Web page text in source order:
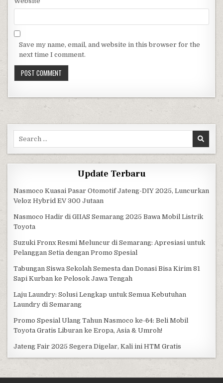
Save my name, email, and website in this browser for the
next time I comment.
Update Terbaru
Nasmoco Kuasai Pasar Otomotif Jateng-DIY 2025, Luncurkan
Veloz Hybrid EV 300 Jutaan
Nasmoco Hadir di GIIAS Semarang 2025 Bawa Mobil Listrik
Toyota
Suzuki Fronx Resmi Meluncur di Semarang: Apresiasi untuk
Pelanggan Setia dengan Promo Spesial
Tabungan Siswa Sekolah Semesta dan Donasi Bisa Kirim 81
Sapi Kurban ke Pelosok Jawa Tengah
Laju Laundry: Solusi Lengkap untuk Semua Kebutuhan
Laundry di Semarang
Promo Spesial Ulang Tahun Nasmoco ke-64: Beli Mobil
Toyota Gratis Liburan ke Eropa, Asia & Umroh!
Jateng Fair 2025 Segera Digelar, Kali ini HTM Gratis